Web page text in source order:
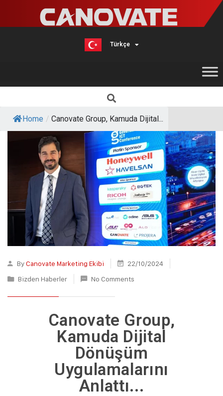
Türkçe
English
Home / Canovate Group, Kamuda Dijital...
ByCanovate Marketing Ekibi
22/10/2024
Bizden Haberler
No Comments
Canovate Group,
Kamuda Dijital
Dönüşüm
Uygulamalarını
Anlattı...